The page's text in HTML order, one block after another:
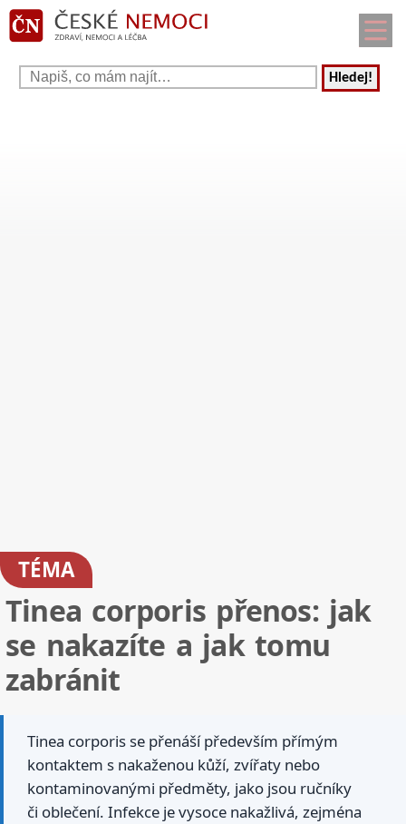
Hledej!
TÉMA
Tinea corporis přenos: jak
se nakazíte a jak tomu
zabránit
Tinea corporis se přenáší především přímým
kontaktem s nakaženou kůží, zvířaty nebo
kontaminovanými předměty, jako jsou ručníky
či oblečení. Infekce je vysoce nakažlivá, zejména